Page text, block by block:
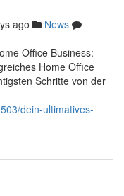
ago
News
Office Business:
Home Office
Schritte von der
dein-ultimatives-